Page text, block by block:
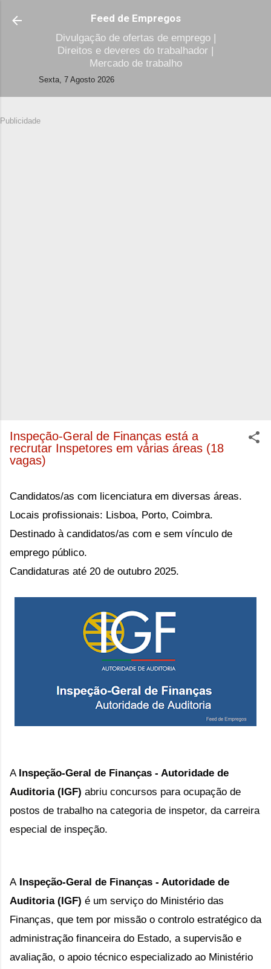
Avançar para o conteúdo principal
Feed de Empregos
Divulgação de ofertas de emprego |
Direitos e deveres do trabalhador |
Mercado de trabalho
Sexta, 7 Agosto 2026
Publicidade
Inspeção-Geral de Finanças está a
recrutar Inspetores em várias áreas (18
vagas)
Candidatos/as com licenciatura em diversas áreas.
Locais profissionais: Lisboa, Porto, Coimbra.
Destinado à candidatos/as com e sem vínculo de
emprego público.
Candidaturas até 20 de outubro 2025.
A Inspeção-Geral de Finanças - Autoridade de
Auditoria (IGF) abriu concursos para ocupação de
postos de trabalho na categoria de inspetor, da carreira
especial de inspeção.
A Inspeção-Geral de Finanças - Autoridade de
Auditoria (IGF) é um serviço do Ministério das
Finanças, que tem por missão o controlo estratégico da
administração financeira do Estado, a supervisão e
avaliação, o apoio técnico especializado ao Ministério